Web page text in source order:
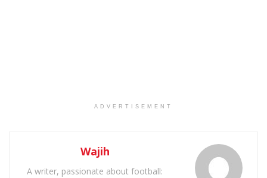
ADVERTISEMENT
Wajih
A writer, passionate about football: